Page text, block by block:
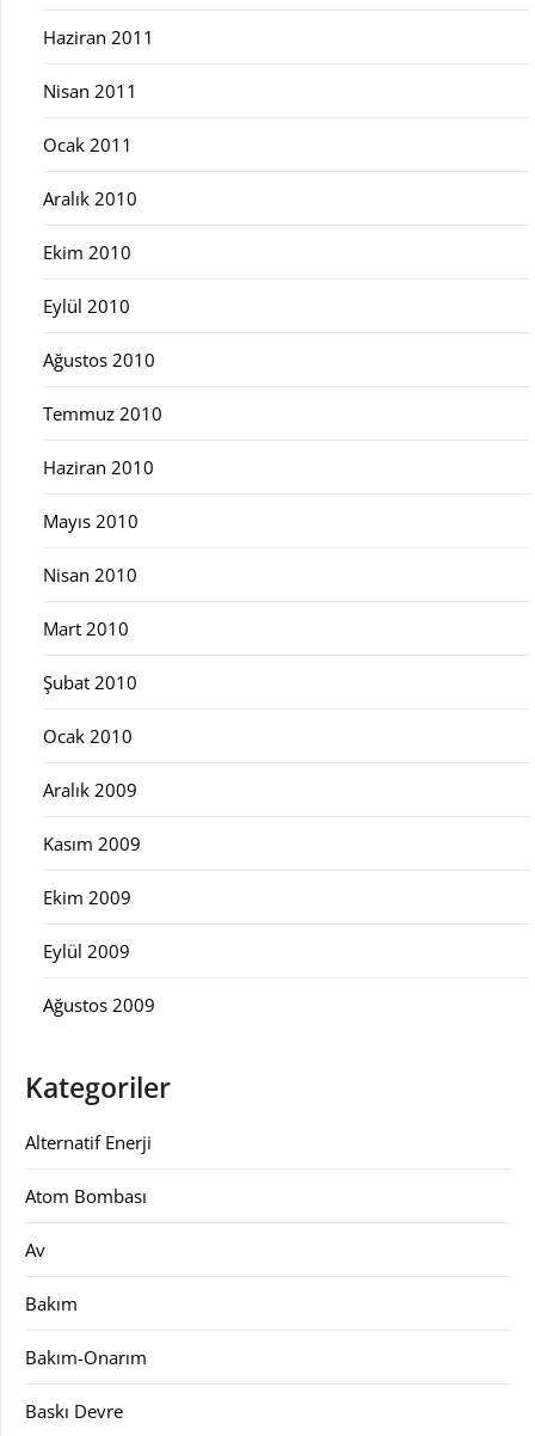
Haziran 2011
Nisan 2011
Ocak 2011
Aralık 2010
Ekim 2010
Eylül 2010
Ağustos 2010
Temmuz 2010
Haziran 2010
Mayıs 2010
Nisan 2010
Mart 2010
Şubat 2010
Ocak 2010
Aralık 2009
Kasım 2009
Ekim 2009
Eylül 2009
Ağustos 2009
Kategoriler
Alternatif Enerji
Atom Bombası
Av
Bakım
Bakım-Onarım
Baskı Devre